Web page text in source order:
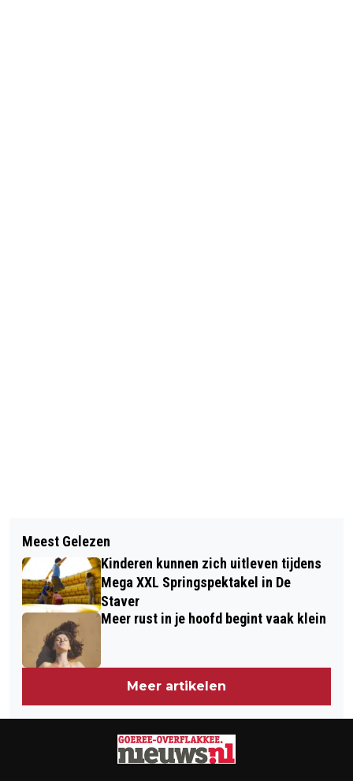
GOEDEMORGEN, HET IS VANDAAG
MAANDAG 27 MEI
MARITIEM GEZANT KEES VAN DER
STAAIJ WAS IN STELLENDAM
Meest Gelezen
Kinderen kunnen zich uitleven tijdens
Mega XXL Springspektakel in De
Staver
Meer rust in je hoofd begint vaak klein
Meer artikelen